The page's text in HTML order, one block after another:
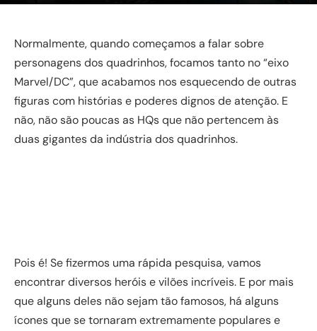
Normalmente, quando começamos a falar sobre
personagens dos quadrinhos, focamos tanto no “eixo
Marvel/DC”, que acabamos nos esquecendo de outras
figuras com histórias e poderes dignos de atenção. E
não, não são poucas as HQs que não pertencem às
duas gigantes da indústria dos quadrinhos.
Pois é! Se fizermos uma rápida pesquisa, vamos
encontrar diversos heróis e vilões incríveis. E por mais
que alguns deles não sejam tão famosos, há alguns
ícones que se tornaram extremamente populares e